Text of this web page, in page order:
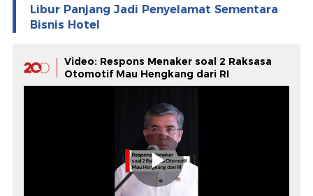
Libur Panjang Jadi Penyelamat Sementara
Bisnis Hotel
Video: Respons Menaker soal 2 Raksasa
Otomotif Mau Hengkang dari RI